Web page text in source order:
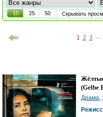
15 25 50 Скрывать
1 2 3 · ·
(Gelbe
Драма,